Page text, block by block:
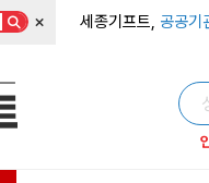
× 세종기프트, 공공기